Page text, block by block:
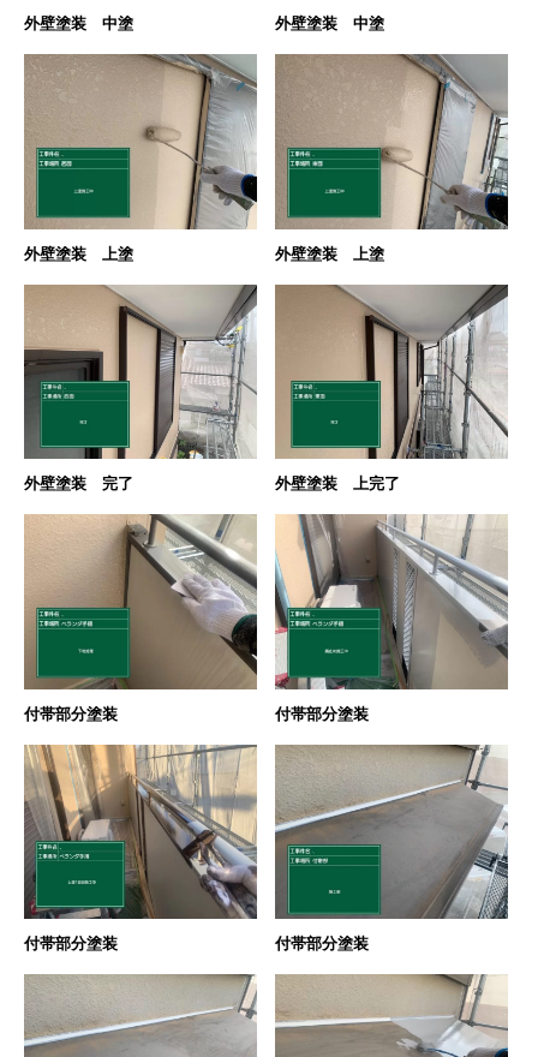
外壁塗装 中塗 外壁塗装 中塗
外壁塗装 上塗 外壁塗装 上塗
外壁塗装 完了 外壁塗装 上完了
付帯部分塗装 付帯部分塗装
付帯部分塗装 付帯部分塗装